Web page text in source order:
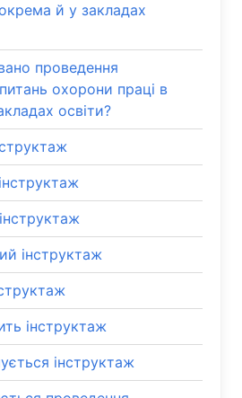
й у закладах
проведення
охорони праці в
освіти?
інструктаж
інструктаж
інструктаж